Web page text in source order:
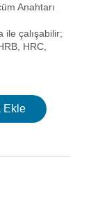
Anahtarı
ile çalışabilir;
HRC,
Ekle